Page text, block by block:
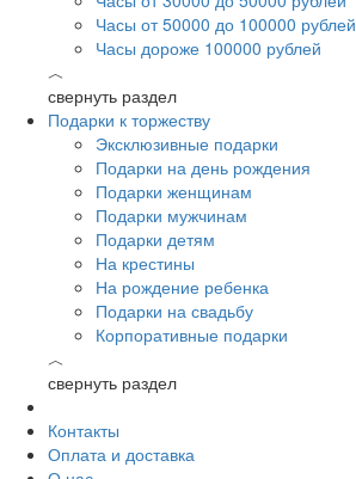
Часы от 50000 до 100000 рублей
Часы дороже 100000 рублей
︿
свернуть раздел
Подарки к торжеству
Эксклюзивные подарки
Подарки на день рождения
Подарки женщинам
Подарки мужчинам
Подарки детям
На крестины
На рождение ребенка
Подарки на свадьбу
Корпоративные подарки
︿
свернуть раздел
Контакты
Оплата и доставка